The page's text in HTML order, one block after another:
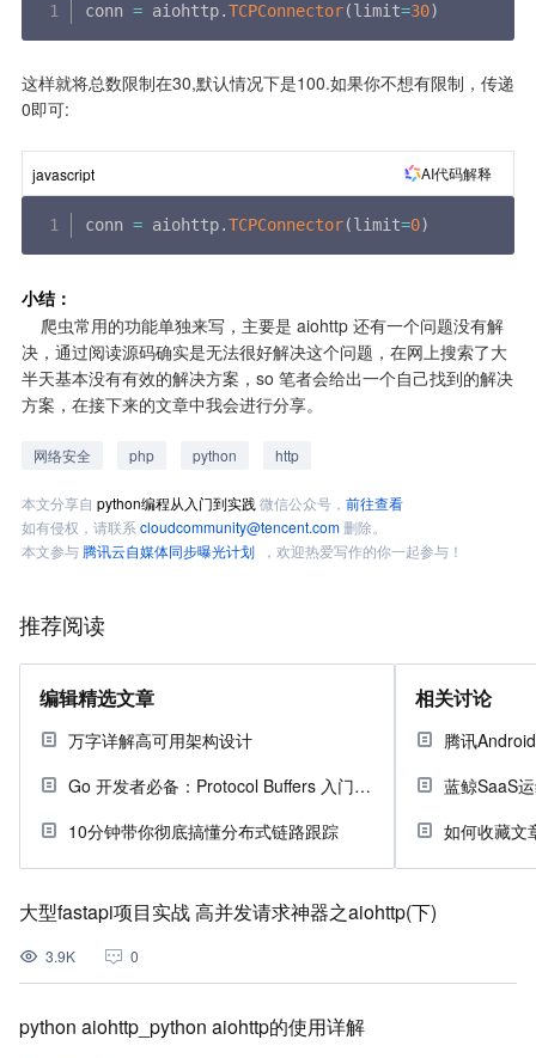
conn = aiohttp.TCPConnector(limit=30)
这样就将总数限制在30,默认情况下是100.如果你不想有限制，传递
0即可:
javascript AI代码解释
conn = aiohttp.TCPConnector(limit=0)
小结：
决，通过阅读源码确实是无法很好解决这个问题，在网上搜索了大
半天基本没有有效的解决方案，so 笔者会给出一个自己找到的解决
方案，在接下来的文章中我会进行分享。
网络安全 php python http
本文分享自 python编程从入门到实践 微信公众号， 前往查看
如有侵权，请联系 cloudcommunity@tencent.com删除。
本文参与 腾讯云自媒体同步曝光计划 ，欢迎热爱写作的你一起参与！
推荐阅读
编辑精选文章
万字详解高可用架构设计
Go 开发者必备：Protocol Buffers 入门指南
10分钟带你彻底搞懂分布式链路跟踪
相关讨论
如何收藏文
大型fastapi项目实战 高并发请求神器之aiohttp(下)
3.9K 0
python aiohttp_python aiohttp的使用详解